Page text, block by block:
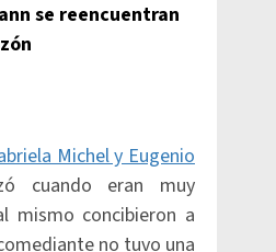
se reencuentran
Michel y Eugenio
cuando eran muy
mismo concibieron a
no tuvo una